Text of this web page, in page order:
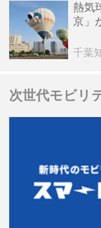
熱気
京」
ンテ
千葉
次世代モビリ